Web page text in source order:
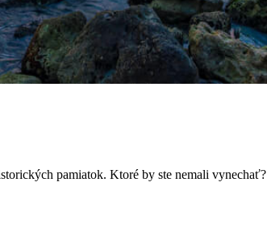
pamiatok. Ktoré by ste nemali vynechať?